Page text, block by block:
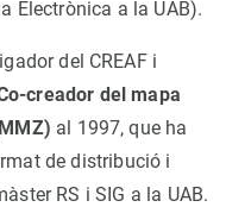
Electrònica a la UAB).
del CREAF i
creador del mapa
al 1997, que ha
de distribució i
RS ​​i SIG a la UAB.